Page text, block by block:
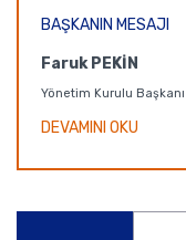
BAŞKANIN MESAJI
Faruk PEKİN
Yönetim Kurulu Başkanı
DEVAMINI OKU